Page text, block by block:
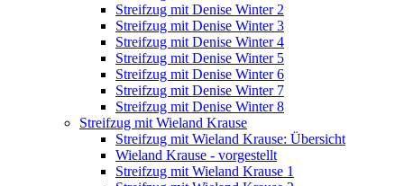
Streifzug mit Denise Winter 2
Streifzug mit Denise Winter 3
Streifzug mit Denise Winter 4
Streifzug mit Denise Winter 5
Streifzug mit Denise Winter 6
Streifzug mit Denise Winter 7
Streifzug mit Denise Winter 8
Streifzug mit Wieland Krause
Streifzug mit Wieland Krause: Übersicht
Wieland Krause - vorgestellt
Streifzug mit Wieland Krause 1